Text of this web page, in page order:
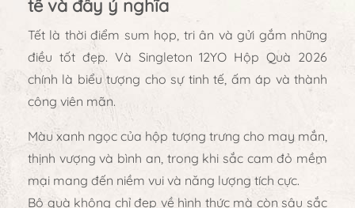
tế và đầy ý nghĩa
Tết là thời điểm sum họp, tri ân và gửi gắm những
điều tốt đẹp. Và Singleton 12YO Hộp Quà 2026
chính là biểu tượng cho sự tinh tế, ấm áp và thành
công viên mãn.
Màu xanh ngọc của hộp tượng trưng cho may mắn,
thịnh vượng và bình an, trong khi sắc cam đỏ mềm
mại mang đến niềm vui và năng lượng tích cực.
Bộ quà không chỉ đẹp về hình thức mà còn sâu sắc